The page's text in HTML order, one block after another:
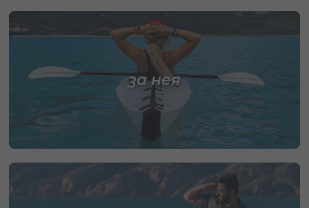
за нея